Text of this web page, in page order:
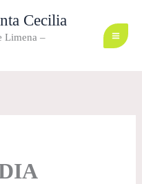
Cecilia
Limena –